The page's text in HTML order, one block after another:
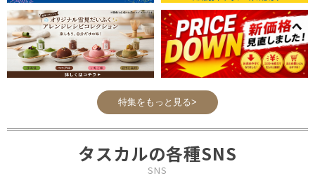
特集をもっと見る>
タスカルの各種SNS
SNS